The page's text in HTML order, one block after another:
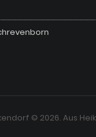
© 2026. Aus